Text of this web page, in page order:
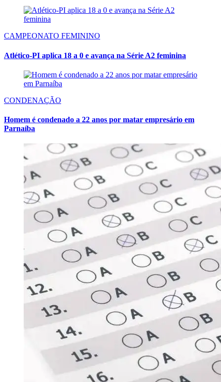
CAMPEONATO FEMININO
Atlético-PI aplica 18 a 0 e avança na Série A2 feminina
CONDENAÇÃO
Homem é condenado a 22 anos por matar empresário em
Parnaíba